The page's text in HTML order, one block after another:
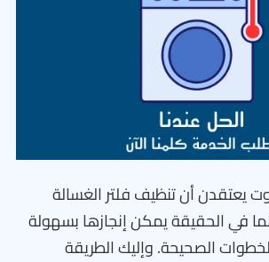
يعتقدن أن تنظيف فلتر الغسالة
في الحقيقة يمكن إنجازها بسهولة
الصحيحة. وإليك الطريقة